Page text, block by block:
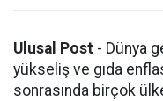
Ulusal Post - Dünya
yükseliş ve gıda
sonrasında birçok